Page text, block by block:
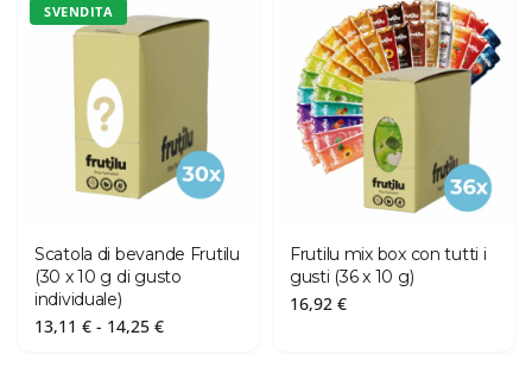
SVENDITA
Scatola di bevande Frutilu
(30 x 10 g di gusto
individuale)
13,11 € - 14,25 €Fascia
Frutilu mix box con tutti i
gusti (36 x 10 g)
16,92 €